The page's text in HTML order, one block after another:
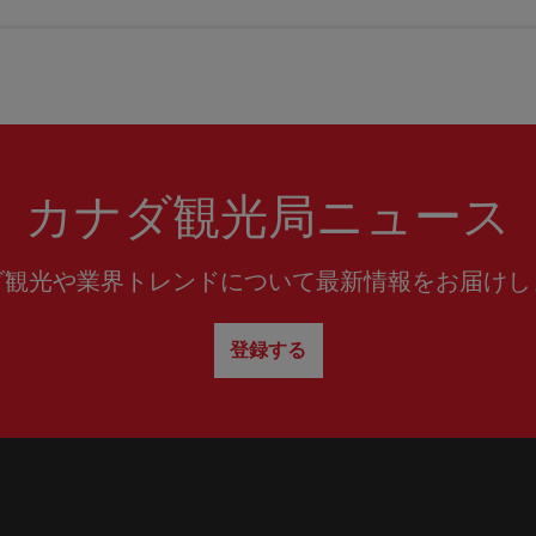
カナダ観光局ニュース
光や業界トレンドについて最新情報をお届けし
登録する